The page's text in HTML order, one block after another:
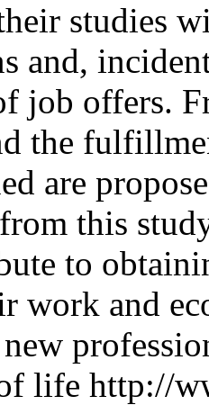
studies
and,
job offers.
the
are
this
to
work and
life http://